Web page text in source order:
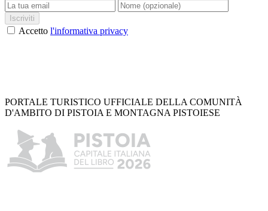
Iscriviti
Accetto l'informativa privacy
PORTALE TURISTICO UFFICIALE DELLA COMUNITÀ
D'AMBITO DI PISTOIA E MONTAGNA PISTOIESE